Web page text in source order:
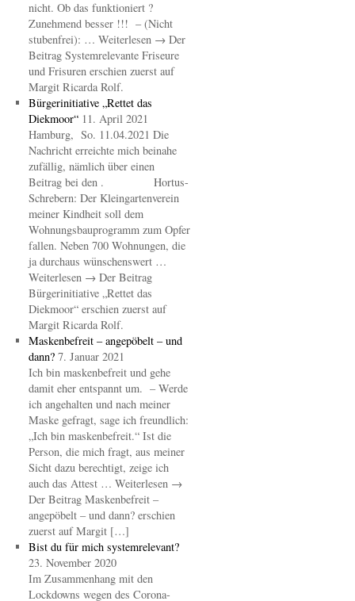
nicht. Ob das funktioniert ?
Zunehmend besser !!! – (Nicht
stubenfrei): … Weiterlesen → Der
Beitrag Systemrelevante Friseure
und Frisuren erschien zuerst auf
Margit Ricarda Rolf.
Bürgerinitiative „Rettet das
Diekmoor“ 11. April 2021
Hamburg, So. 11.04.2021 Die
Nachricht erreichte mich beinahe
zufällig, nämlich über einen
Beitrag bei den . Hortus-
Schrebern: Der Kleingartenverein
meiner Kindheit soll dem
Wohnungsbauprogramm zum Opfer
fallen. Neben 700 Wohnungen, die
ja durchaus wünschenswert …
Weiterlesen → Der Beitrag
Bürgerinitiative „Rettet das
Diekmoor“ erschien zuerst auf
Margit Ricarda Rolf.
Maskenbefreit – angepöbelt – und
dann? 7. Januar 2021
Ich bin maskenbefreit und gehe
damit eher entspannt um. – Werde
ich angehalten und nach meiner
Maske gefragt, sage ich freundlich:
„Ich bin maskenbefreit.“ Ist die
Person, die mich fragt, aus meiner
Sicht dazu berechtigt, zeige ich
auch das Attest … Weiterlesen →
Der Beitrag Maskenbefreit –
angepöbelt – und dann? erschien
zuerst auf Margit […]
Bist du für mich systemrelevant?
23. November 2020
Im Zusammenhang mit den
Lockdowns wegen des Corona-